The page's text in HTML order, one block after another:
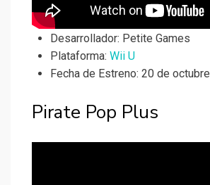
Desarrollador: Petite Games
Plataforma: Wii U
Fecha de Estreno: 20 de octubre
Pirate Pop Plus